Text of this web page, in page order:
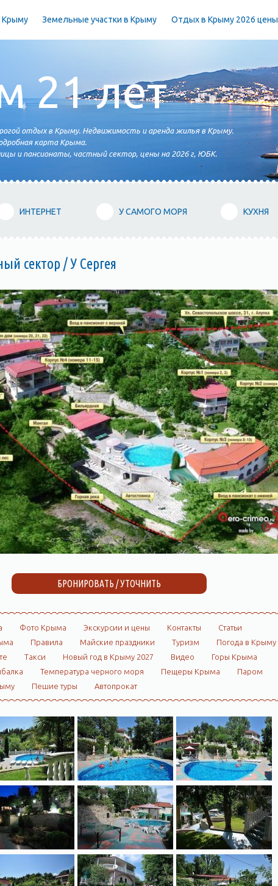
Крыму Земельные участки в Крыму Отдых в Крыму 2026 цены
21 лет
отдых в Крыму. Недвижимость и аренда жилья в Крыму.
карта Крыма.
и пансионаты, частный сектор, цены на 2026 г, ЮБК.
ИНТЕРНЕТ У САМОГО МОРЯ КУХНЯ
сектор / У Сергея
БРОНИРОВАТЬ / УТОЧНИТЬ
Фото Крыма Экскурсии и цены Контакты
Статьи
Правила Майские праздники Туризм
Погода в Крыму
Такси Новый год в Крыму 2027 Видео
Горы Крыма
Температура черного моря Пещеры Крыма
Паром
Пешие туры Автопрокат